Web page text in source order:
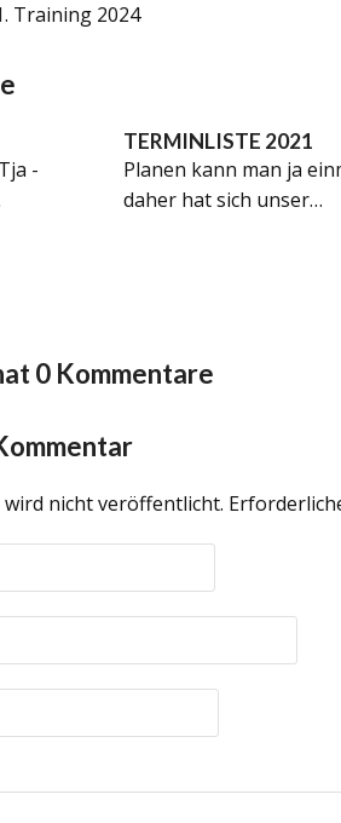
Training 2024
-
TERMINLISTE 2021
Planen kann man ja
daher hat sich unser…
0 Kommentare
wird nicht veröffentlicht.